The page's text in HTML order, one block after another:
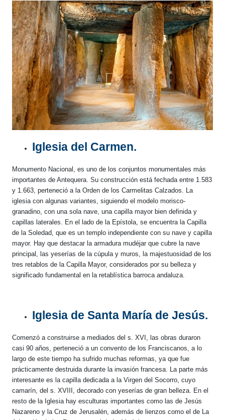
Iglesia del Carmen.
Monumento Nacional, es uno de los conjuntos monumentales más
importantes de Antequera. Su construcción está fechada entre 1.583
y 1.663, perteneció a la Orden de los Carmelitas Calzados. La
iglesia con algunas variantes, siguiendo el modelo morisco-
granadino, con una sola nave, una capilla mayor bien definida y
capillas laterales. En el lado de la Epístola, se encuentra la Capilla
de la Soledad, que es un templo independiente con su nave y capilla
mayor. Hay que destacar la armadura mudéjar que cubre la nave
principal, las yeserías de la cúpula y muros, la majestuosidad de los
tres retablos de la Capilla Mayor, considerados por su belleza y
significado fundamental en la retablística barroca andaluza.
Iglesia de Santa María de Jesús.
Comenzó a construirse a mediados del s. XVI, las obras duraron
casi 90 años, perteneció a un convento de los Franciscanos, a lo
largo de este tiempo ha sufrido muchas reformas, ya que fue
prácticamente destruida durante la invasión francesa. La parte más
interesante es la capilla dedicada a la Virgen del Socorro, cuyo
camarín, del s. XVIII, decorado con yeserías de gran belleza. En el
resto de la Iglesia hay esculturas importantes como las de Jesús
Nazareno y la Cruz de Jerusalén, además de lienzos como el de La